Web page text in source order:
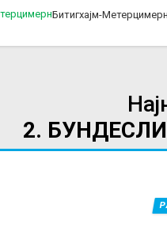
Битигхајм-Метерцимерн
2.